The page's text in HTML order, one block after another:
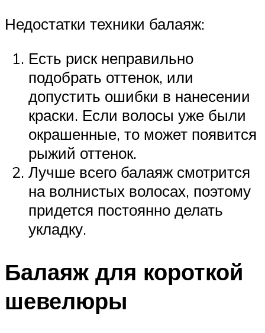
Недостатки техники балаяж:
Есть риск неправильно
подобрать оттенок, или
допустить ошибки в нанесении
краски. Если волосы уже были
окрашенные, то может появится
рыжий оттенок.
Лучше всего балаяж смотрится
на волнистых волосах, поэтому
придется постоянно делать
укладку.
Балаяж для короткой
шевелюры